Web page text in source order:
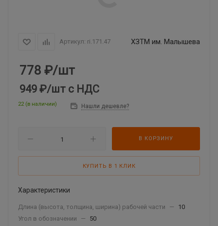
Артикул: ri.171.47 ХЗТМ им. Малышева
778 ₽/шт
949 ₽/шт с НДС
22 (в наличии) Нашли дешевле?
В КОРЗИНУ
КУПИТЬ В 1 КЛИК
Характеристики
Длина (высота, толщина, ширина) рабочей части —
10
Угол в обозначении
—
50